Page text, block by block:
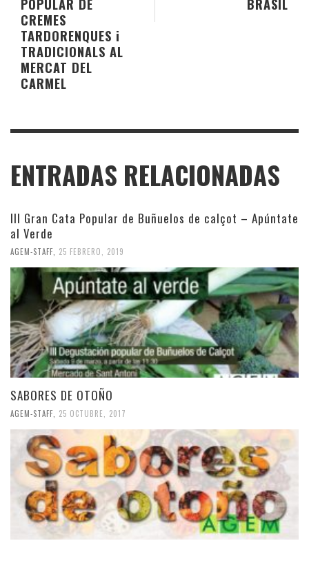
BRASIL
POPULAR DE
CREMES
TARDORENQUES i
TRADICIONALS AL
MERCAT DEL
CARMEL
ENTRADAS RELACIONADAS
III Gran Cata Popular de Buñuelos de calçot – Apúntate
al Verde
AGEM-STAFF 25 FEBRERO, 2019
SABORES DE OTOÑO
AGEM-STAFF 25 OCTUBRE, 2017